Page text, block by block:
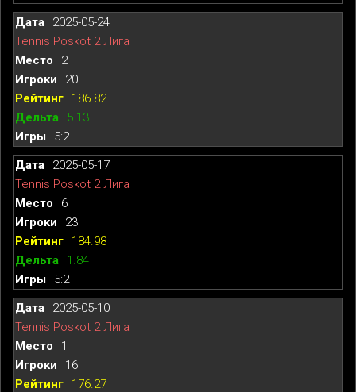
2025-05-24
Tennis Poskot 2 Лига
2
20
186.82
5.13
5:2
2025-05-17
Tennis Poskot 2 Лига
6
23
184.98
1.84
5:2
2025-05-10
Tennis Poskot 2 Лига
1
16
176.27